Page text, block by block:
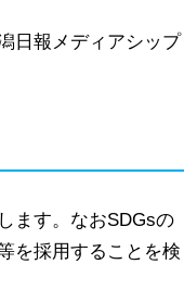
日報メディアシップ
ます。なおSDGsの
を採用することを検